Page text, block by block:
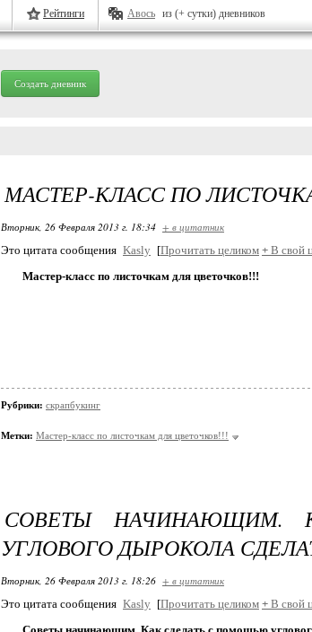
Рейтинги Авось из (+ сутки) дневников
Создать дневник
МАСТЕР-КЛАСС ПО
Вторник, 26 Февраля 2013 г. 18:34 + в цитатник
Это цитата сообщения Kasly [Прочитать целиком + В свой
Мастер-класс по листочкам для цветочков!!!
Рубрики: скрапбукинг
Метки: Мастер-класс по листочкам для цветочков!!!
СОВЕТЫ НАЧИНАЮЩИМ.
УГЛОВОГО ДЫРОКОЛА
Вторник, 26 Февраля 2013 г. 18:26 + в цитатник
Это цитата сообщения Kasly [Прочитать целиком + В свой